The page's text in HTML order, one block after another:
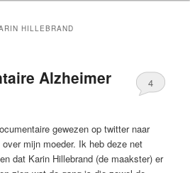
HILLEBRAND
Alzheimer 4
gewezen op twitter naar
mijn moeder. Ik heb deze net
dat Karin Hillebrand (de maakster) er